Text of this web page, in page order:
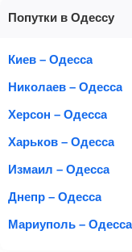
Попутки в Одессу
Киев – Одесса
Николаев – Одесса
Херсон – Одесса
Харьков – Одесса
Измаил – Одесса
Днепр – Одесса
Мариуполь – Одесса